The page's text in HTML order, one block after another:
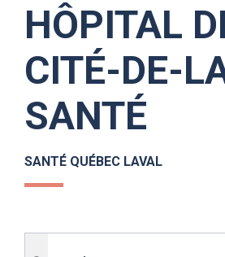
HÔPITAL
CITÉ-DE-
SANTÉ
SANTÉ QUÉBEC LAVAL